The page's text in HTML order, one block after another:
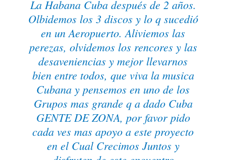
La Habana Cuba después de 2 años.
Olbidemos los 3 discos y lo q sucedió
en un Aeropuerto. Aliviemos las
perezas, olvidemos los rencores y las
desaveniencias y mejor llevarnos
bien entre todos, que viva la musica
Cubana y pensemos en uno de los
Grupos mas grande q a dado Cuba
GENTE DE ZONA, por favor pido
cada ves mas apoyo a este proyecto
en el Cual Crecimos Juntos y